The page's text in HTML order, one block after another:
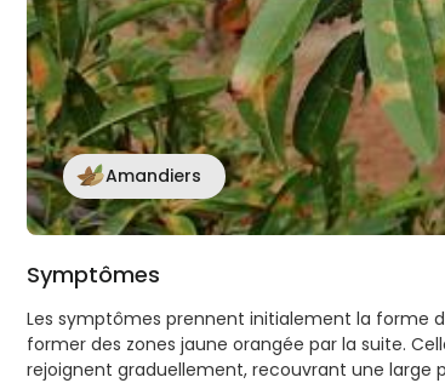
Amandiers
Symptômes
Les symptômes prennent initialement la forme
former des zones jaune orangée par la suite.
rejoignent graduellement, recouvrant une large